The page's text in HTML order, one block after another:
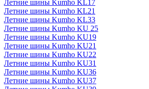
Летние шины Kumho KL17
Летние шины Kumho KL21
Летние шины Kumho KL33
Летние шины Kumho KU 25
Летние шины Kumho KU19
Летние шины Kumho KU21
Летние шины Kumho KU22
Летние шины Kumho KU31
Летние шины Kumho KU36
Летние шины Kumho KU37